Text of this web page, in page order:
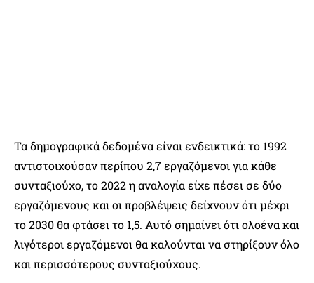
Τα δημογραφικά δεδομένα είναι ενδεικτικά: το 1992
αντιστοιχούσαν περίπου 2,7 εργαζόμενοι για κάθε
συνταξιούχο, το 2022 η αναλογία είχε πέσει σε δύο
εργαζόμενους και οι προβλέψεις δείχνουν ότι μέχρι
το 2030 θα φτάσει το 1,5. Αυτό σημαίνει ότι ολοένα και
λιγότεροι εργαζόμενοι θα καλούνται να στηρίξουν όλο
και περισσότερους συνταξιούχους.